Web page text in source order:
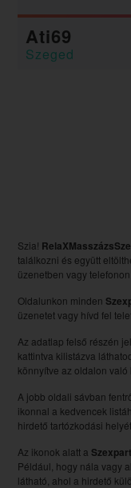
Ati69
Szeged
Szia!
találkozni és együtt
üzenetben vagy
Oldalunkon minden
üzenetet vagy hívd fel
Az adatlap felső részén
kattintva kilistázva
könnyítve az oldalon való
A jobb oldali sávban
ikonnal a kedvencek
hirdető tartózkodási
Az ikonok alatt a
Például, hogy nála vagy
látható, ahol a hirdető